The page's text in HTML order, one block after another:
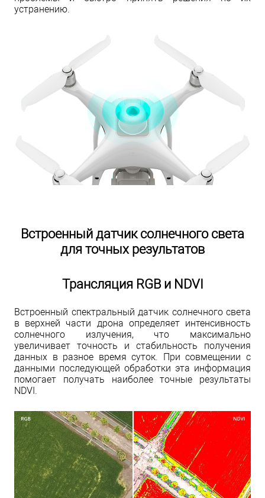
устранению.
Встроенный датчик солнечного света
для точных результатов
Трансляция RGB и NDVI
Встроенный спектральный датчик солнечного света
в верхней части дрона определяет интенсивность
солнечного излучения, что максимально
увеличивает точность и стабильность получения
данных в разное время суток. При совмещении с
данными последующей обработки эта информация
помогает получать наиболее точные результаты
NDVI.